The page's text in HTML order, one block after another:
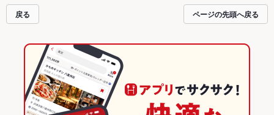
るお店も拡大中です。友達どうしの飲み会にも、会社の宴会にも、デートやパ
ーティーにもお得に便利にホットペッパーグルメをご利用ください。
戻る ページの先頭へ戻る